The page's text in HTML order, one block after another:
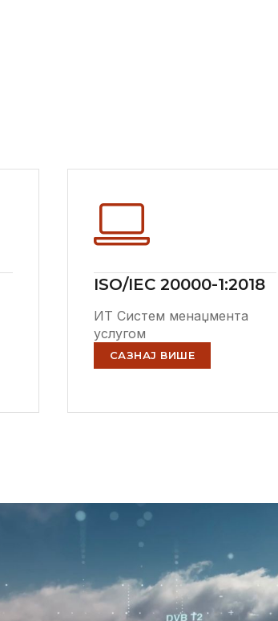
ISO/IEC 20000-1:2018
ИТ Систем менаџмента
услугом
САЗНАЈ ВИШЕ